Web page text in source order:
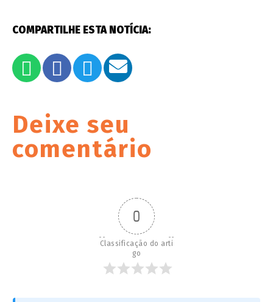
COMPARTILHE ESTA NOTÍCIA:
Deixe seu
comentário
0
Classificação do arti
go